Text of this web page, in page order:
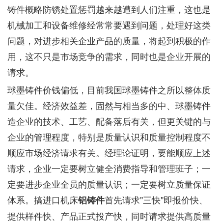
铸件概略防锈处置惩罚越来越遭到人们注重，这也是
机械加工和设备维修经常常要遇到问题，处理好这类
问题，对进步相关企业产品的质量，将起到积极的作
用，这不只是市场竞争的需求，同时也是企业开展的
请求。
球墨铸件价钱偏低，目前我国球墨铸件之所以整体质
量欠佳。经济效益差，固然与相当多的中、球墨铸件
造企业的技术、工艺、配备落后有关，但更关键的与
企业的管理程度，特别是质量认识和质量控制程度不
顺应市场经济请求有关。经理论证明，要能顺应上述
请求，企业一定要树立健全消费指导和管理班子；一
定要进步企业全员的质量认识；一定要树立质量保证
体系。搞进口机床铝铸件首先请求"三快"即报价快、
提供样件快、产品正式投产快，同时请求提供高质量